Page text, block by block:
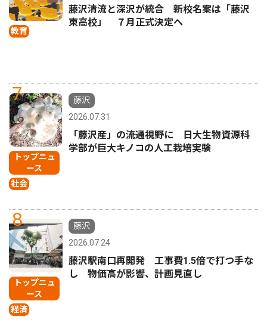
教育
藤沢清流と深沢が統合 新校名案は「藤沢
東高校」 ７月正式決定へ
7
トップニュ
ース
社会
藤沢
2026.07.31
「藤沢産」の流通視野に 日大生物資源科
学部が巨大キノコの人工栽培実験
8
トップニュ
ース
経済
藤沢
2026.07.24
藤沢駅南口再開発 工事費1.5倍で打つ手な
し 物価高が影響、計画見直し